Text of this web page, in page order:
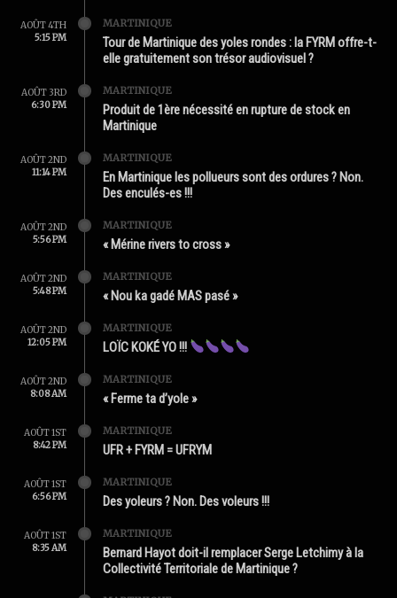
AOÛT 4TH
5:15 PM
MARTINIQUE
Tour de Martinique des yoles rondes : la FYRM offre-t-
elle gratuitement son trésor audiovisuel ?
AOÛT 3RD
6:30 PM
MARTINIQUE
Produit de 1ère nécessité en rupture de stock en
Martinique
AOÛT 2ND
11:14 PM
MARTINIQUE
En Martinique les pollueurs sont des ordures ? Non.
Des enculés-es !!!
AOÛT 2ND
5:56 PM
MARTINIQUE
« Mérine rivers to cross »
AOÛT 2ND
5:48 PM
MARTINIQUE
« Nou ka gadé MAS pasé »
AOÛT 2ND
12:05 PM
MARTINIQUE
LOÏC KOKÉ YO !!!
AOÛT 2ND
8:08 AM
MARTINIQUE
« Ferme ta d’yole »
AOÛT 1ST
8:42 PM
MARTINIQUE
UFR + FYRM = UFRYM
AOÛT 1ST
6:56 PM
MARTINIQUE
Des yoleurs ? Non. Des voleurs !!!
AOÛT 1ST
8:35 AM
MARTINIQUE
Bernard Hayot doit-il remplacer Serge Letchimy à la
Collectivité Territoriale de Martinique ?